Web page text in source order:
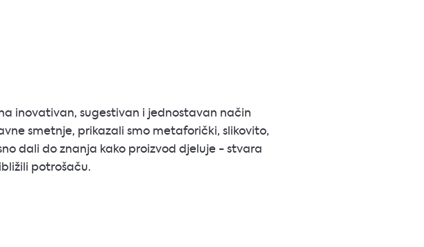
inovativan, sugestivan i jednostavan način
smetnje, prikazali smo metaforički, slikovito,
dali do znanja kako proizvod djeluje - stvara
potrošaču.